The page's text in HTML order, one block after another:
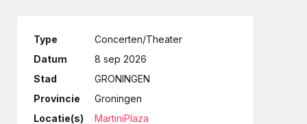
Type
Concerten/Theater
Datum
8 sep 2026
Stad
GRONINGEN
Provincie
Groningen
Locatie(s)
MartiniPlaza